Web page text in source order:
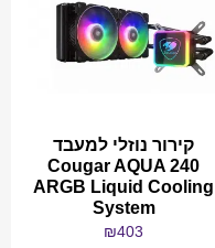
קירור נוזלי למעבד
Cougar AQUA 240
ARGB Liquid Cooling
System
₪403